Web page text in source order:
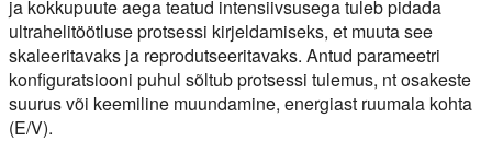
ja kokkupuute aega teatud intensiivsusega tuleb pidada
ultrahelitöötluse protsessi kirjeldamiseks, et muuta see
skaleeritavaks ja reprodutseeritavaks. Antud parameetri
konfiguratsiooni puhul sõltub protsessi tulemus, nt osakeste
suurus või keemiline muundamine, energiast ruumala kohta
(E/V).